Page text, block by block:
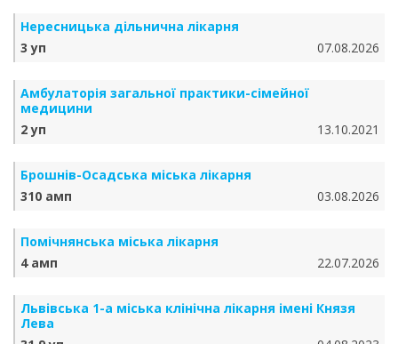
Нересницька дільнична лікарня
3 уп
07.08.2026
Амбулаторія загальної практики-сімейної
медицини
2 уп
13.10.2021
Брошнів-Осадська міська лікарня
310 амп
03.08.2026
Помічнянська міська лікарня
4 амп
22.07.2026
Львівська 1-а міська клінічна лікарня імені Князя
Лева